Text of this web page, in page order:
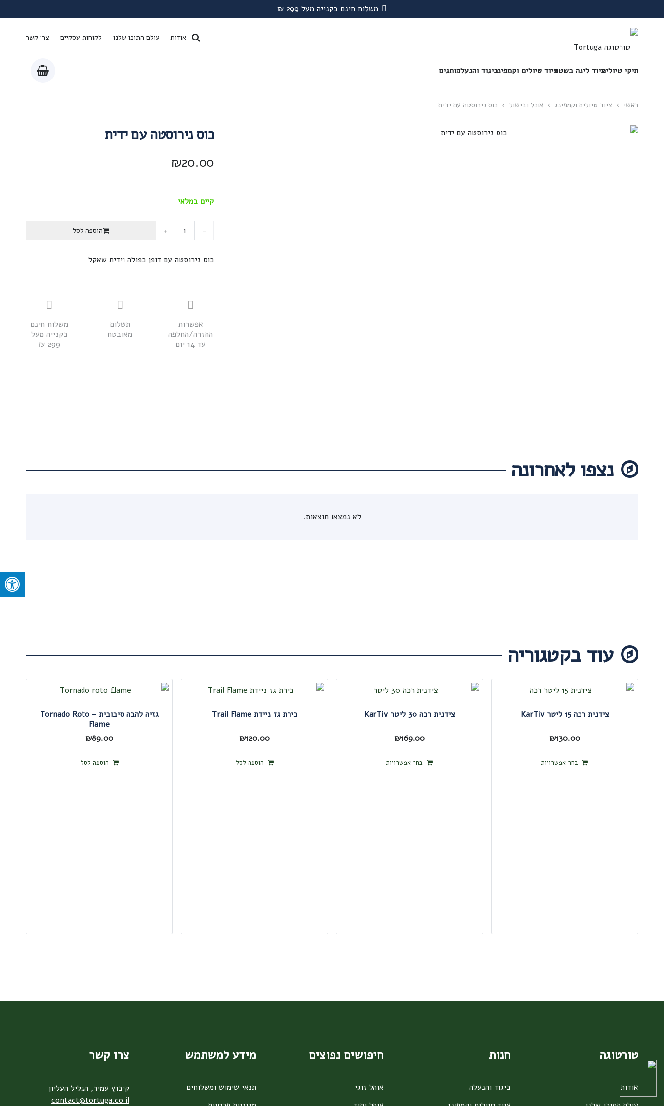
משלוח חינם בקנייה מעל 299 ₪
אודות עולם התוכן שלנו לקוחות עסקיים צרו קשר
תיקי טיוליםציוד לינה בשטחציוד טיולים וקמפינגביגוד והנעלהמותגים
ראשי › ציוד טיולים וקמפינג › אוכל ובישול › כוס נירוסטה עם ידית
כוס נירוסטה עם ידית
₪20.00
קיים במלאי
כמות
ידית
הוספה לסל
כוס נירוסטה עם דופן כפולה וידית שאקל
אפשרות
החזרה/החלפה
עד 14 יום
תשלום
מאובטח
משלוח חינם
בקנייה מעל
299 ₪
נצפו לאחרונה
לא נמצאו תוצאות.
עוד בקטגוריה
צידנית רכה 15 ליטר KarTiv
₪130.00
בחר אפשרויות
צידנית רכה 30 ליטר KarTiv
₪169.00
בחר אפשרויות
כירת גז ניידת Trail Flame
₪120.00
הוספה לסל
גזיה להבה סיבובית – Tornado Roto
Flame
₪89.00
הוספה לסל
טורטוגה
אודות
חנות
ביגוד והנעלה
חיפושים נפוצים
אוהל זוגי
מידע למשתמש
תנאי שימוש ומשלוחים
צרו קשר
קיבוץ עמיר, הגליל העליון
contact@tortuga.co.il